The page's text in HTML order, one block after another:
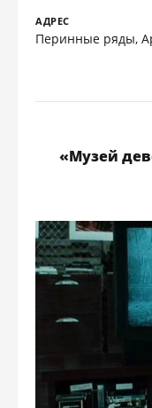
АДРЕС
Перинные ряды,
«Музей